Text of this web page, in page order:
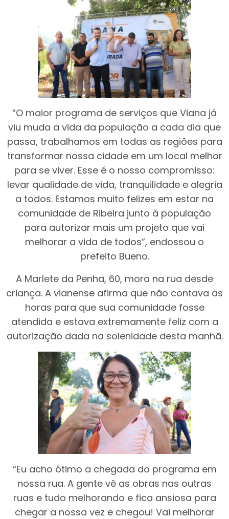
“O maior programa de serviços que Viana já
viu muda a vida da população a cada dia que
passa, trabalhamos em todas as regiões para
transformar nossa cidade em um local melhor
para se viver. Esse é o nosso compromisso:
levar qualidade de vida, tranquilidade e alegria
a todos. Estamos muito felizes em estar na
comunidade de Ribeira junto à população
para autorizar mais um projeto que vai
melhorar a vida de todos”, endossou o
prefeito Bueno.
A Marlete da Penha, 60, mora na rua desde
criança. A vianense afirma que não contava as
horas para que sua comunidade fosse
atendida e estava extremamente feliz com a
autorização dada na solenidade desta manhã.
“Eu acho ótimo a chegada do programa em
nossa rua. A gente vê as obras nas outras
ruas e tudo melhorando e fica ansiosa para
chegar a nossa vez e chegou! Vai melhorar